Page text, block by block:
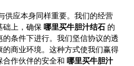
供应本身同样重要。我们的经营
础上，确保 哪里买牛胆汁结石 的
条件下进行。我们坚信协议的透
商业环境。这种方式使我们赢得
合作伙伴的安全和 哪里买牛胆汁